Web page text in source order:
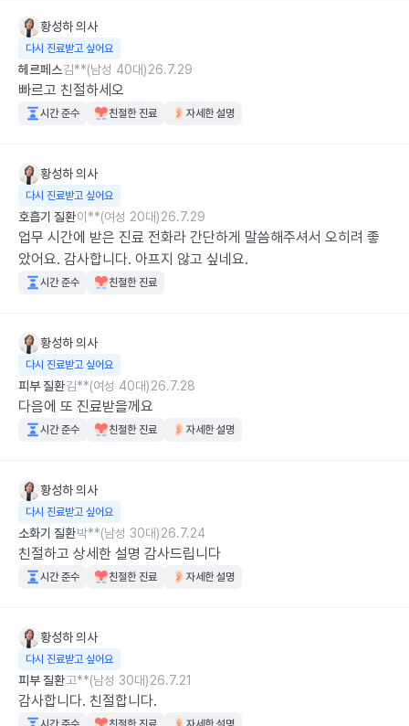
황성하의사
다시 진료받고 싶어요
헤르페스김**(남성 40대)26.7.29
빠르고 친절하세오
시간 준수 친절한 진료 자세한 설명
황성하의사
다시 진료받고 싶어요
호흡기 질환이**(여성 20대)26.7.29
업무 시간에 받은 진료 전화라 간단하게 말씀해주셔서 오히려 좋
았어요. 감사합니다. 아프지 않고 싶네요.
시간 준수 친절한 진료
황성하의사
다시 진료받고 싶어요
피부 질환김**(여성 40대)26.7.28
다음에 또 진료받을께요
시간 준수 친절한 진료 자세한 설명
황성하의사
다시 진료받고 싶어요
소화기 질환박**(남성 30대)26.7.24
친절하고 상세한 설명 감사드립니다
시간 준수 친절한 진료 자세한 설명
황성하의사
다시 진료받고 싶어요
피부 질환고**(남성 30대)26.7.21
감사합니다. 친절합니다.